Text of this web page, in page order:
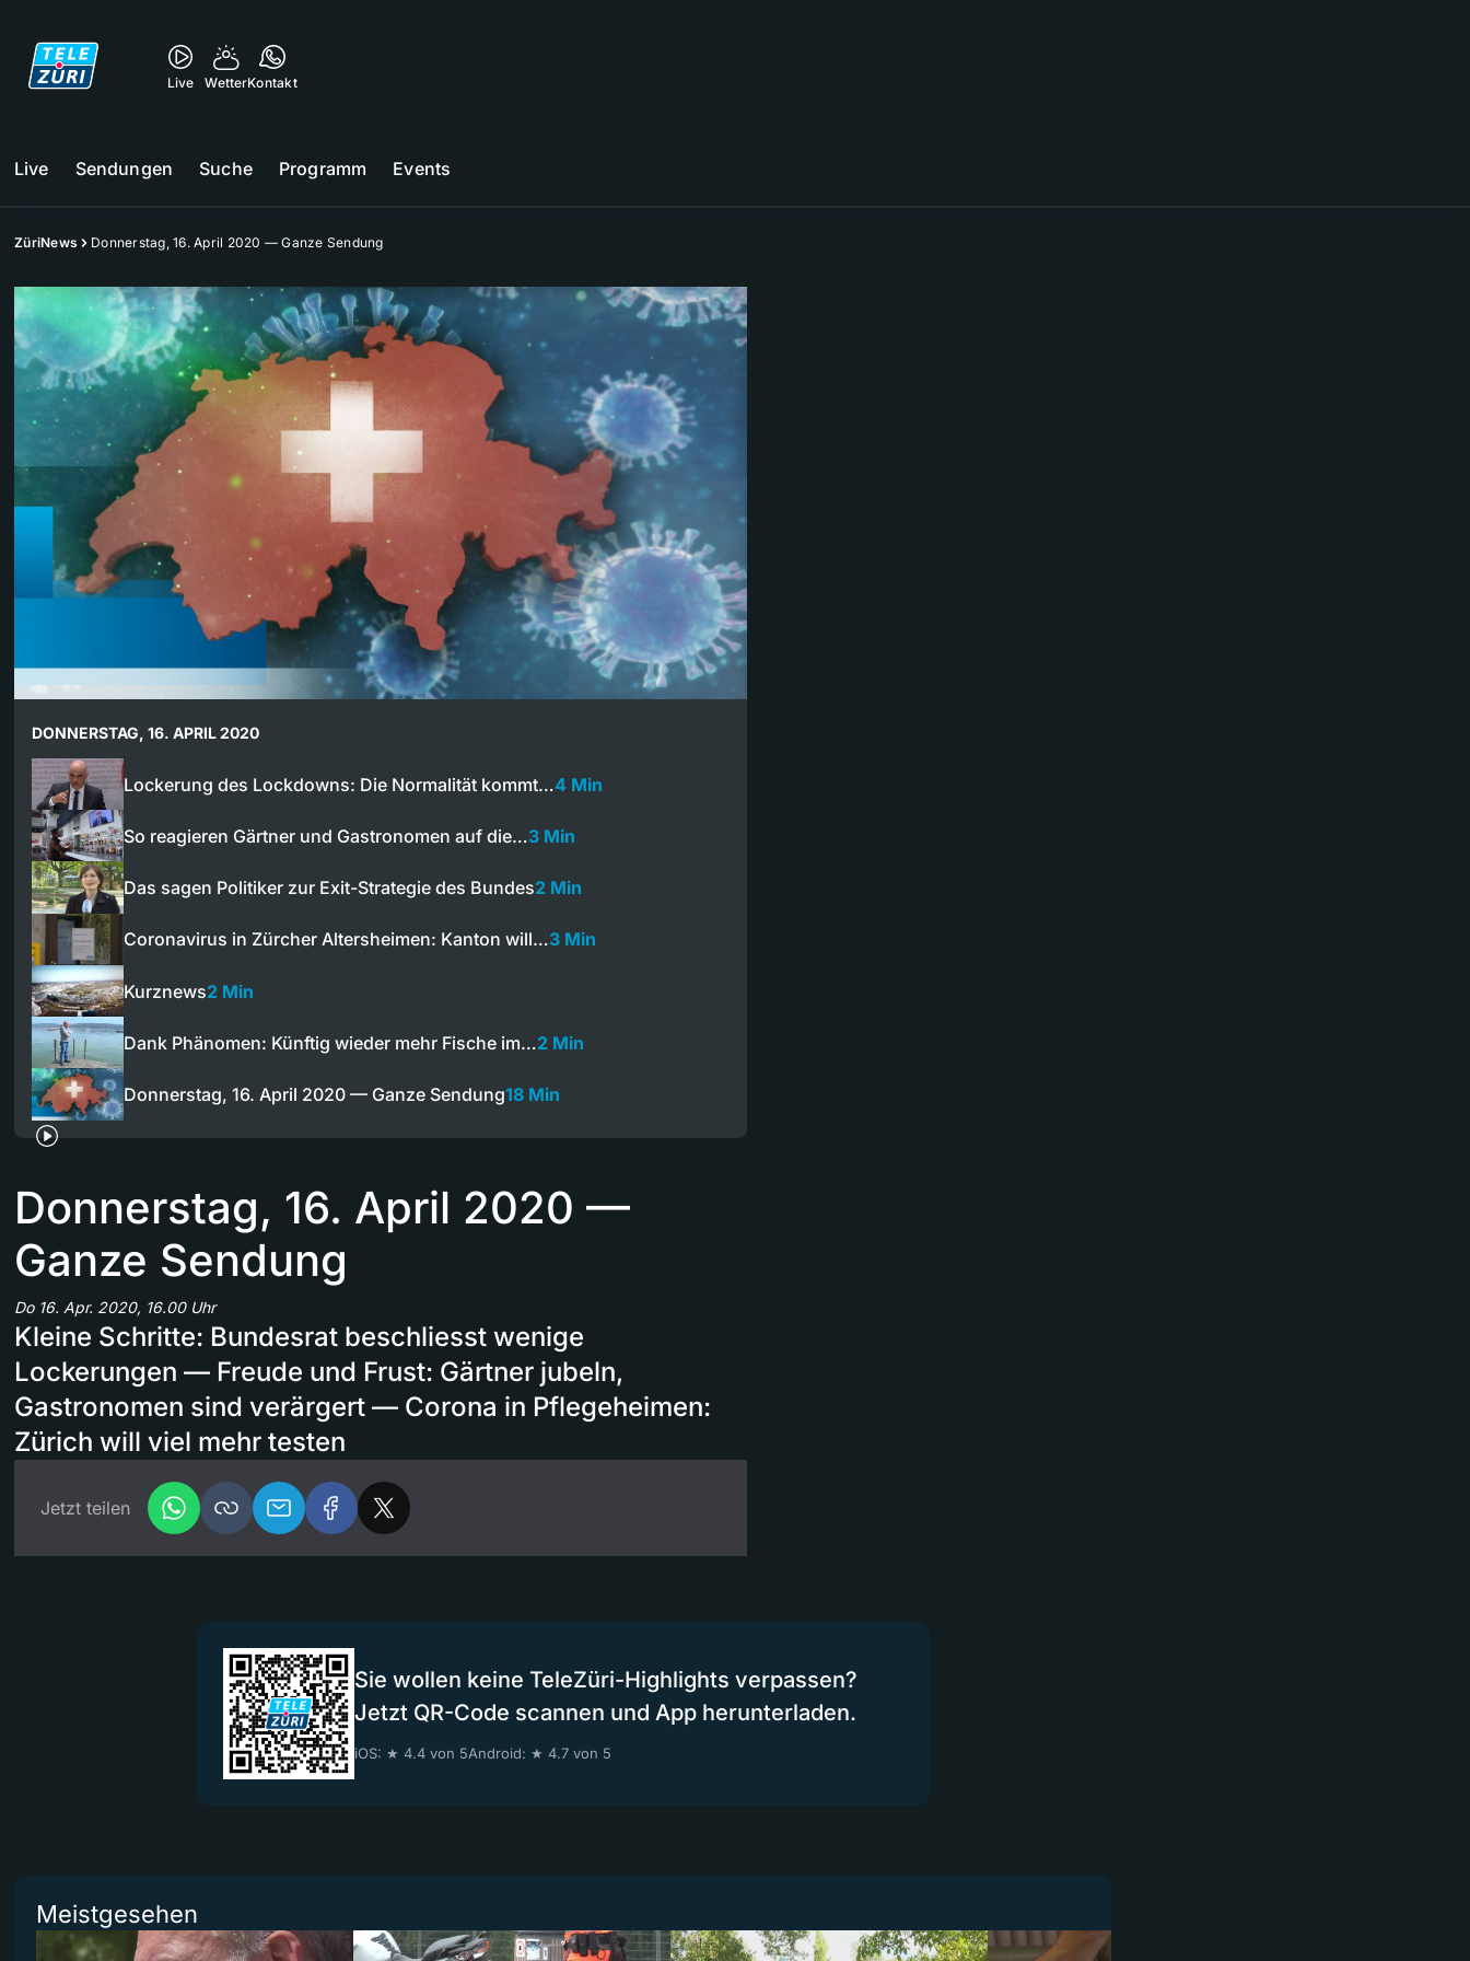
Live WetterKontakt
Live Sendungen Suche Programm Events
ZüriNews Donnerstag, 16. April 2020 — Ganze Sendung
DONNERSTAG, 16. APRIL 2020
Lockerung des Lockdowns: Die Normalität kommt…4 Min
So reagieren Gärtner und Gastronomen auf die…3 Min
Das sagen Politiker zur Exit-Strategie des Bundes2 Min
Coronavirus in Zürcher Altersheimen: Kanton will…3 Min
Kurznews2 Min
Dank Phänomen: Künftig wieder mehr Fische im…2 Min
Donnerstag, 16. April 2020 — Ganze Sendung18 Min
Donnerstag, 16. April 2020 —
Ganze Sendung
Do 16. Apr. 2020, 16.00 Uhr
Kleine Schritte: Bundesrat beschliesst wenige
Lockerungen — Freude und Frust: Gärtner jubeln,
Gastronomen sind verärgert — Corona in Pflegeheimen:
Zürich will viel mehr testen
Jetzt teilen
Sie wollen keine TeleZüri-Highlights verpassen?
Jetzt QR-Code scannen und App herunterladen.
iOS: ★ 4.4 von 5Android: ★ 4.7 von 5
Meistgesehen